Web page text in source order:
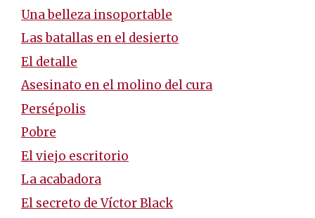
Una belleza insoportable
Las batallas en el desierto
El detalle
Asesinato en el molino del cura
Persépolis
Pobre
El viejo escritorio
La acabadora
El secreto de Víctor Black